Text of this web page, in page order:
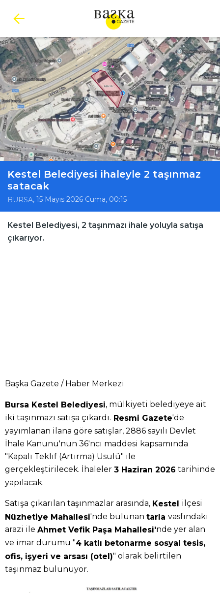
Kestel Belediyesi ihaleyle 2 taşınmaz
satacak
BURSA, 15 Mayıs 2026 Cuma, 00:15
Kestel Belediyesi, 2 taşınmazı ihale yoluyla satışa
çıkarıyor.
Başka Gazete / Haber Merkezi
Bursa Kestel Belediyesi, mülkiyeti belediyeye ait
iki taşınmazı satışa çıkardı. Resmi Gazete'de
yayımlanan ilana göre satışlar, 2886 sayılı Devlet
İhale Kanunu'nun 36'ncı maddesi kapsamında
"Kapalı Teklif (Artırma) Usulü" ile
gerçekleştirilecek. İhaleler 3 Haziran 2026 tarihinde
yapılacak.
Satışa çıkarılan taşınmazlar arasında, Kestel ilçesi
Nüzhetiye Mahallesi'nde bulunan tarla vasfındaki
arazi ile Ahmet Vefik Paşa Mahallesi'nde yer alan
ve imar durumu "4 katlı betonarme sosyal tesis,
ofis, işyeri ve arsası (otel)" olarak belirtilen
taşınmaz bulunuyor.